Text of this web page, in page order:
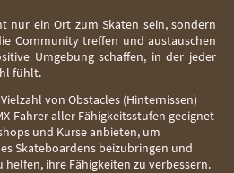
von Obstacles (Hinternissen)
Fahrer aller Fähigkeitsstufen geeignet
und Kurse anbieten, um
Skateboardens beizubringen und
ihre Fähigkeiten zu verbessern.
nur ein Ort zum Skaten sein, sondern
Community treffen und austauschen
Umgebung schaffen, in der jeder
fühlt.